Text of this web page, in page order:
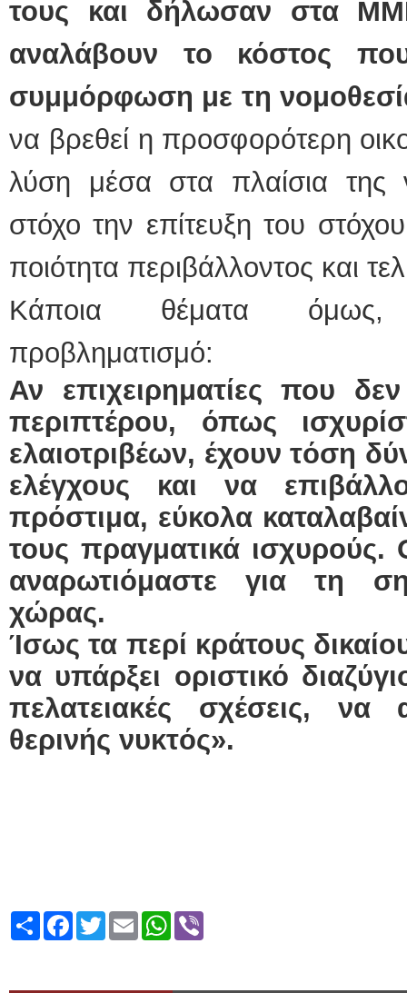
τους και δήλωσαν στα
αναλάβουν το κόστος
συμμόρφωση με τη
να βρεθεί η προσφορότερη
λύση μέσα στα πλαίσια της
στόχο την επίτευξη του
ποιότητα περιβάλλοντος και
Κάποια θέματα όμως,
προβληματισμό:
Αν επιχειρηματίες που
περιπτέρου, όπως
ελαιοτριβέων, έχουν τόση
ελέγχους και να
πρόστιμα, εύκολα
τους πραγματικά
αναρωτιόμαστε για τη
χώρας.
Ίσως τα περί κράτους
να υπάρξει οριστικό
πελατειακές σχέσεις, να
θερινής νυκτός».
ShareFacebook
TwitterEmailWhatsApp